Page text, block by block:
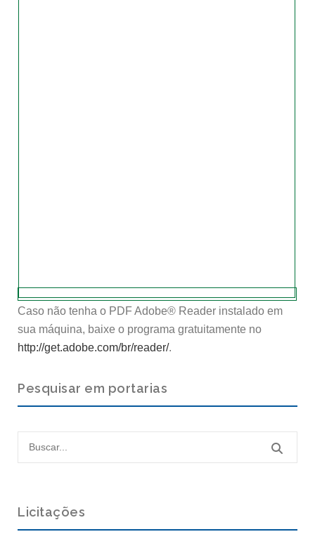
Caso não tenha o PDF Adobe® Reader instalado em
sua máquina, baixe o programa gratuitamente no
http://get.adobe.com/br/reader/.
Pesquisar em portarias
Licitações